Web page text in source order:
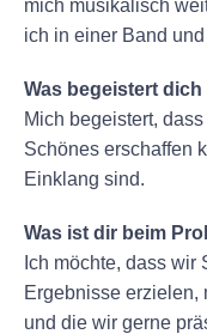
mich musikalisch
ich in einer Band
Was begeistert
Mich begeistert,
Schönes erschaffen
Einklang sind.
Was ist dir beim
Ich möchte, dass
Ergebnisse erzielen,
und die wir gerne